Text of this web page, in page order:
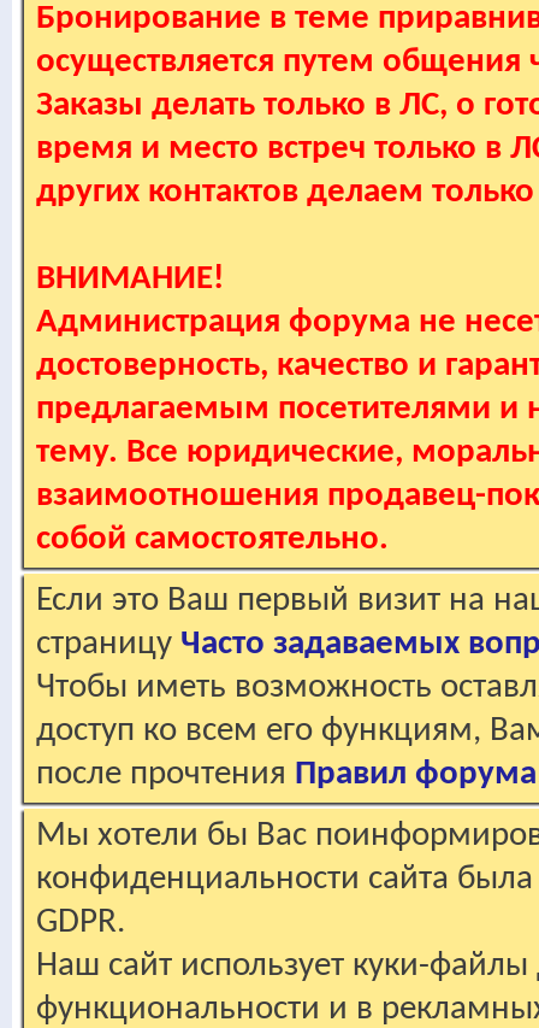
Бронирование в теме
осуществляется путем
Заказы делать только в ЛС, о
время и место встреч только в
других контактов делаем
ВНИМАНИЕ!
Администрация форума не
достоверность, качество и
предлагаемым посетителями и
тему. Все юридические,
взаимоотношения продавец-
собой самостоятельно.
Если это Ваш первый визит на
страницу Часто задаваемых
Чтобы иметь возможность
доступ ко всем его функциям,
после прочтения Правил форума
Мы хотели бы Вас
конфиденциальности сайта
GDPR.
Наш сайт использует куки-файлы
функциональности и в